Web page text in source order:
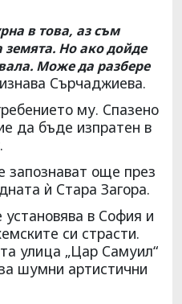
в това, аз съм
земята. Но ако дойде
Може да разбере
Сърчаджиева.
му. Спазено
да бъде изпратен в
запознават още през
ѝ Стара Загора.
в София и
си страсти.
улица „Цар Самуил“
шумни артистични